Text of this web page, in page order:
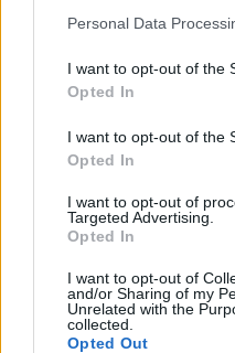
Personal Data
I want to opt-out of the
Opted In
I want to opt-out of the
Opted In
I want to opt-out of
Targeted Advertising.
Opted In
I want to opt-out of
and/or Sharing of my
Unrelated with the
collected.
Opted Out
Amerykanie są zaangażowani
Ukrainie i poinformował, że
szczegółów. Wyraził też
Krzysztof Jabłonowski
Dzisiaj 06:56
Reklama